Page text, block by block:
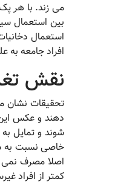
بین استعمال
استعمال
افراد جامعه به
نقش
تحقیقات نشان
دهند و عکس
شوند و تمایل
خاصی نسبت به
اصلا مصرف نمی
کمتر از افراد